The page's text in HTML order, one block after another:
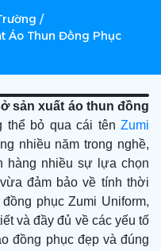
/
Áo Thun Đồng Phục
sản xuất áo thun đồng
thể bỏ qua cái tênZumi
nhiều năm trong nghề,
hàng nhiều sự lựa chọn
đảm bảo về tính thời
phục Zumi Uniform,
và đầy đủ về các yếu tố
đồng phục đẹp và đúng